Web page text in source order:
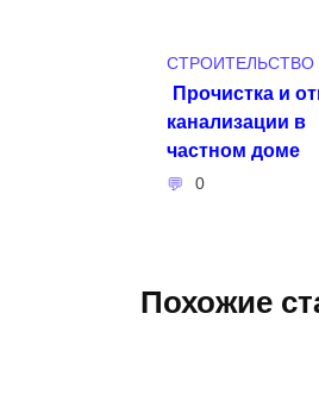
СТРОИТЕЛЬСТВО
Прочистка и
канализации в
частном доме
0
Похожие